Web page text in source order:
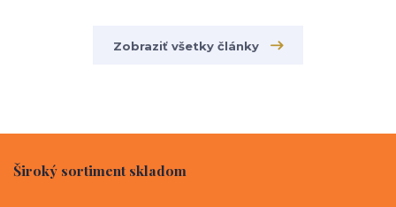
Zobraziť všetky články
Široký sortiment skladom